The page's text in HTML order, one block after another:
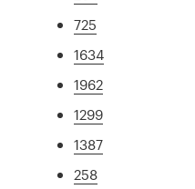
725
1634
1962
1299
1387
258